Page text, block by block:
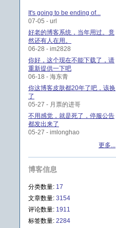
It's going to be ending of...
07-05 - url
好老的博客系统，当年用过。竟
然还有人在用。
06-28 - im2828
你好，这个现在不能下载了，请
重新提供一下吧
06-18 - 海东青
你这博客皮肤都20年了吧，该换
了
05-27 - 月票的进哥
不用感觉，就是死了，停服公告
都发出来了
05-27 - imlonghao
更多...
博客信息
分类数量: 17
文章数量: 3154
评论数量: 1911
标签数量: 2284